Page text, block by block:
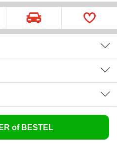
of BESTEL